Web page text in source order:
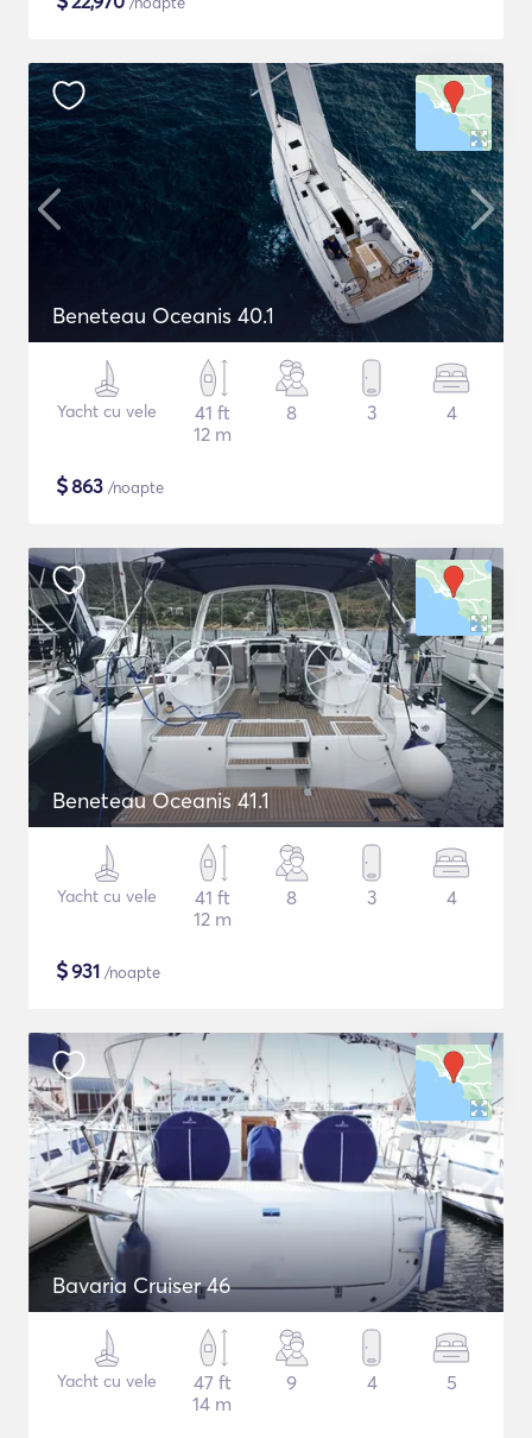
Beneteau Oceanis 40.1
Yacht cu vele
41 ft
12 m
8 3 4
$863 /noapte
Beneteau Oceanis 41.1
Yacht cu vele
41 ft
12 m
8 3 4
$931 /noapte
Bavaria Cruiser 46
Yacht cu vele
47 ft
14 m
9 4 5